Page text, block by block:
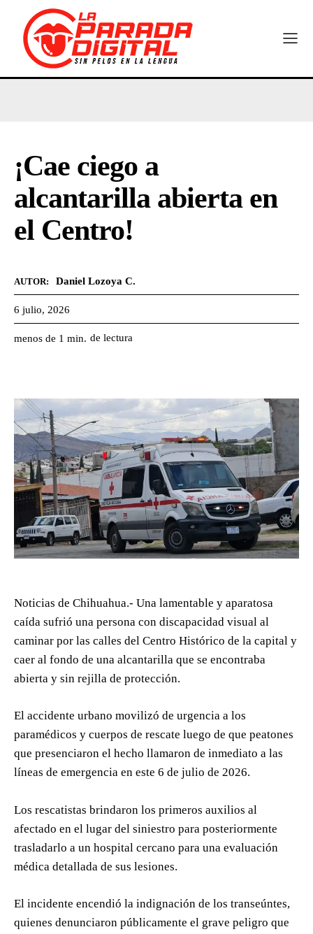
¡Cae ciego a
alcantarilla abierta en
el Centro!
AUTOR: Daniel Lozoya C.
6 julio, 2026
menos de 1 min. de lectura
Noticias de Chihuahua.- Una lamentable y aparatosa
caída sufrió una persona con discapacidad visual al
caminar por las calles del Centro Histórico de la capital y
caer al fondo de una alcantarilla que se encontraba
abierta y sin rejilla de protección.
El accidente urbano movilizó de urgencia a los
paramédicos y cuerpos de rescate luego de que peatones
que presenciaron el hecho llamaron de inmediato a las
líneas de emergencia en este 6 de julio de 2026.
Los rescatistas brindaron los primeros auxilios al
afectado en el lugar del siniestro para posteriormente
trasladarlo a un hospital cercano para una evaluación
médica detallada de sus lesiones.
El incidente encendió la indignación de los transeúntes,
quienes denunciaron públicamente el grave peligro que